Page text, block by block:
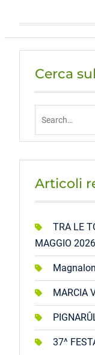
Cerca
Articoli
TRA LE
MAGGIO 2026
MARCIA
37^